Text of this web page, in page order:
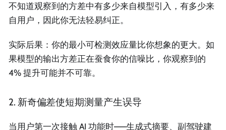
不知道观察到的方差中有多少来自模型引入，有多少来
自用户，因此你无法轻易纠正。
实际后果：你的最小可检测效应量比你想象的更大。如
果模型的输出方差正在蚕食你的信噪比，你观察到的
4% 提升可能并不可靠。
2. 新奇偏差使短期测量产生误导
当用户第一次接触 AI 功能时——生成式摘要、副驾驶建